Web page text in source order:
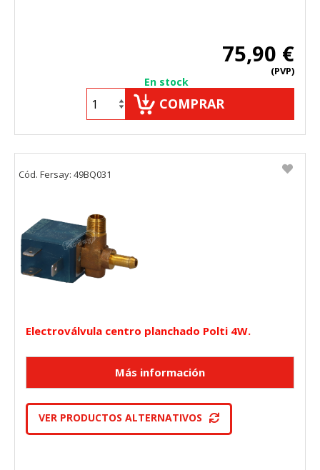
75,90 €
(PVP)
En stock
COMPRAR
Electroválvula centro planchado Polti 4W.
VER PRODUCTOS ALTERNATIVOS
Cód. Fersay: 49BQ031